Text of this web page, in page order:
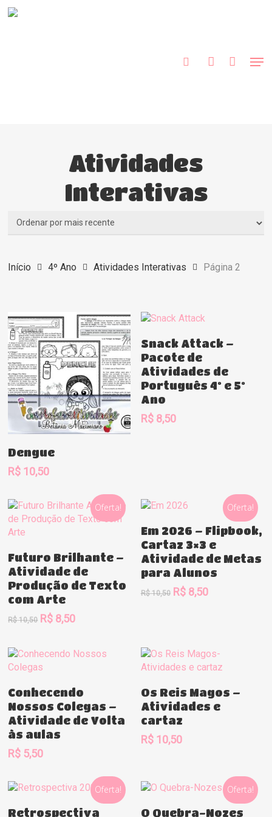
Skip
Atividades
Interativas
Início 4º Ano Atividades Interativas Página 2
Dengue
R$ 10,50
Comprar
Snack Attack –
Pacote de
Atividades de
Português 4º e 5º
Ano
R$8,50
Oferta!
Comprar
Futuro Brilhante –
Atividade de
Produção de Texto
com Arte
R$10,50 O
era:
R$ 10,50.
R$ 8,50O
é:
Oferta!
Comprar
Em 2026 – Flipbook,
Cartaz 3×3 e
Atividade de Metas
para Alunos
R$10,50 O
R$8,50O
Comprar
Conhecendo
Nossos Colegas –
Atividade de Volta
às aulas
R$ 5,50
Comprar
Os Reis Magos –
Atividades e
cartaz
R$10,50
Oferta!
Comprar
Retrospectiva
Oferta!
Comprar
O Quebra-Nozes